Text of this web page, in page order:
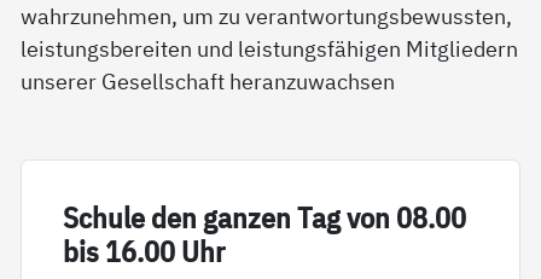
wahrzunehmen, um zu verantwortungsbewussten,
leistungsbereiten und leistungsfähigen Mitgliedern
unserer Gesellschaft heranzuwachsen
Schu­le den gan­zen Tag von 08.00
bis 16.00 Uhr